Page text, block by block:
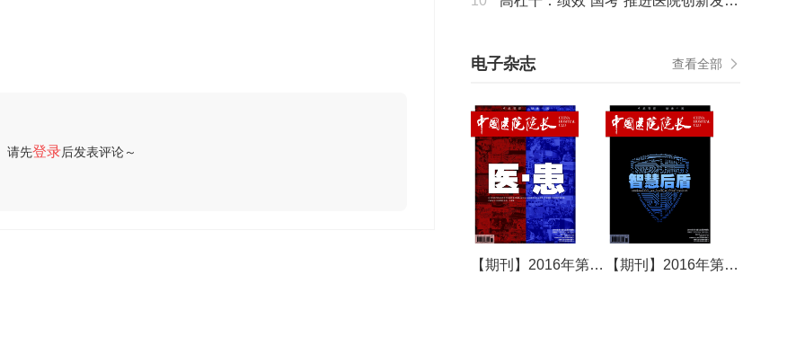
请先登录后发表评论～
电子杂志 查看全部
【期刊】2016年第15期 【期刊】2016年第16期